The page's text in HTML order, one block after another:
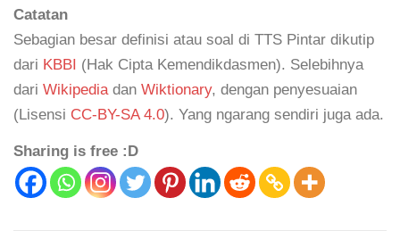
Catatan
Sebagian besar definisi atau soal di TTS Pintar dikutip
dari KBBI (Hak Cipta Kemendikdasmen). Selebihnya
dari Wikipediadan Wiktionary, dengan penyesuaian
(Lisensi CC-BY-SA 4.0). Yang ngarang sendiri juga ada.
Sharing is free :D